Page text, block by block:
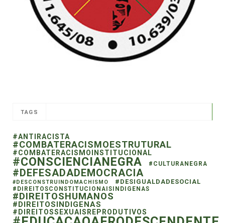
TAGS
#ANTIRACISTA
#COMBATERACISMOESTRUTURAL
#COMBATERACISMOINSTITUCIONAL
#CONSCIENCIANEGRA #CULTURANEGRA
#DEFESADADEMOCRACIA
#DESCONSTRUINDOMACHISMO #DESIGUALDADESOCIAL
#DIREITOSCONSTITUCIONAISINDIGENAS
#DIREITOSHUMANOS
#DIREITOSINDIGENAS
#DIREITOSSEXUAISREPRODUTIVOS